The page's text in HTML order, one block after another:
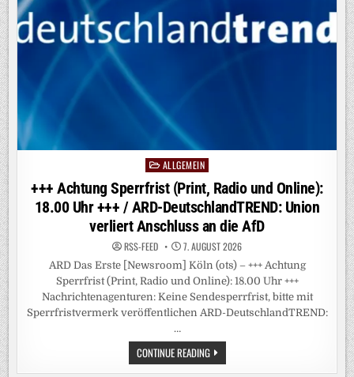
MAHNT
BESSEREN
SCHUTZ
DEUTSCHER
Posted
in
ALLGEMEIN
+++ Achtung Sperrfrist (Print, Radio und Online):
18.00 Uhr +++ / ARD-DeutschlandTREND: Union
verliert Anschluss an die AfD
RSS-FEED 7. AUGUST 2026
ARD Das Erste [Newsroom] Köln (ots) – +++ Achtung
Sperrfrist (Print, Radio und Online): 18.00 Uhr +++
Nachrichtenagenturen: Keine Sendesperrfrist, bitte mit
Sperrfristvermerk veröffentlichen ARD-DeutschlandTREND:
…
CONTINUE READING+++
ACHTUNG
SPERRFRIST